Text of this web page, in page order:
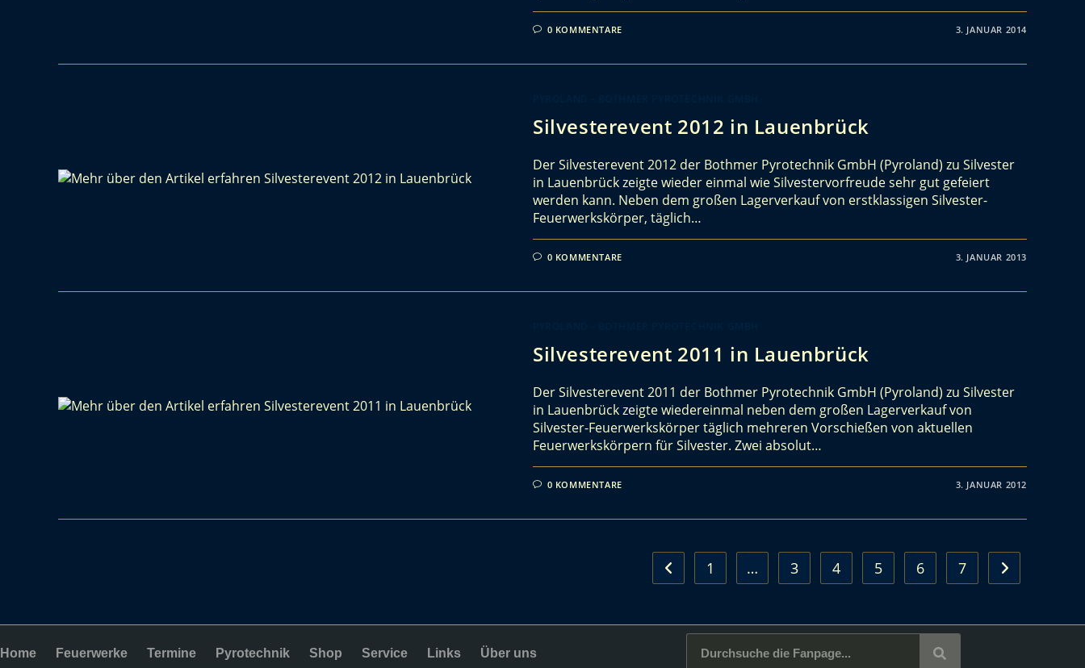
0 KOMMENTARE 3. JANUAR 2014
Silvesterevent 2012 in Lauenbrück
Der Silvesterevent 2012 der Bothmer Pyrotechnik GmbH (Pyroland) zu Silvester
in Lauenbrück zeigte wieder einmal wie Silvestervorfreude sehr gut gefeiert
werden kann. Neben dem großen Lagerverkauf von erstklassigen Silvester-
Feuerwerkskörper, täglich…
0 KOMMENTARE 3. JANUAR 2013
Silvesterevent 2011 in Lauenbrück
Der Silvesterevent 2011 der Bothmer Pyrotechnik GmbH (Pyroland) zu Silvester
in Lauenbrück zeigte wiedereinmal neben dem großen Lagerverkauf von
Silvester-Feuerwerkskörper täglich mehreren Vorschießen von aktuellen
Feuerwerkskörpern für Silvester. Zwei absolut…
0 KOMMENTARE 3. JANUAR 2012
1 … 3 4 5 6 7
Home Feuerwerke Termine Pyrotechnik Shop Service Links Über uns